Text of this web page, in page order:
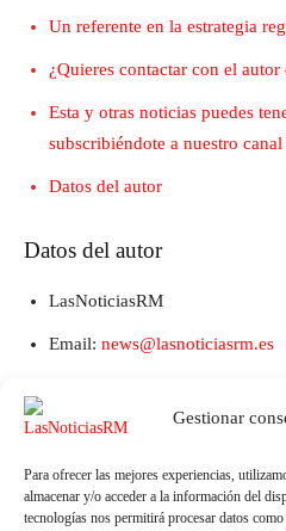
Gestionar
Para ofrecer las mejores experiencias,
almacenar y/o acceder a la información del
tecnologías nos permitirá procesar datos
Un referente en la estrategia
¿Quieres contactar con el autor
Esta y otras noticias puedes
subscribiéndote a nuestro
Datos del autor
Datos del autor
LasNoticiasRM
Email: news@lasnoticiasrm.es